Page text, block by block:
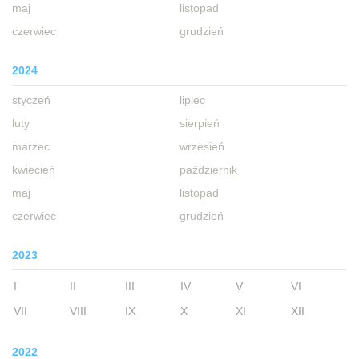
maj
czerwiec
listopad
grudzień
2024
styczeń
luty
marzec
kwiecień
maj
czerwiec
lipiec
sierpień
wrzesień
październik
listopad
grudzień
2023
I II III IV V
VI
VII
VIII IX X XI XII
2022